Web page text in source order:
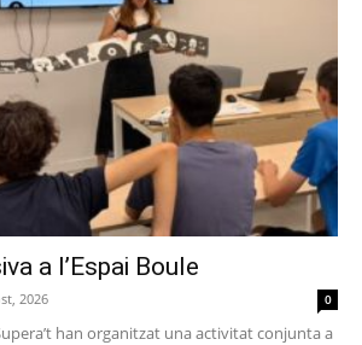
a l’Espai Boule
2026 0
han organitzat una activitat conjunta a